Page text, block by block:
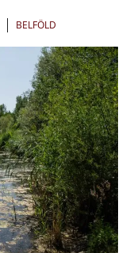
BELFÖLD